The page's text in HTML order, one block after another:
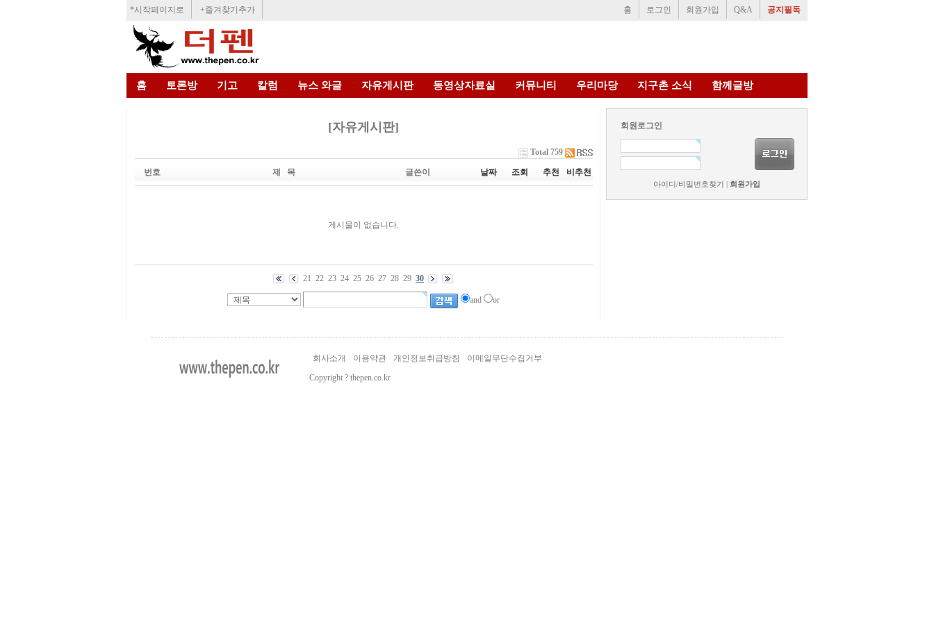
*시작페이지로 +즐겨찾기추가 홈 로그인 회원가입 Q&A 공지필독
홈 토론방 기고 칼럼 뉴스 와글 자유게시판 동영상자료실 커뮤니티 우리마당 지구촌 소식 함께글방
[자유게시판]
Total 759
번호 제 목 글쓴이 날짜 조회 추천 비추천
게시물이 없습니다.
21 22 23 24 25 26 27 28 29 30
and or
회원로그인
아이디/비밀번호찾기 회원가입
회사소개 이용약관 개인정보취급방침
이메일무단수집거부
Copyright ? thepen.co.kr